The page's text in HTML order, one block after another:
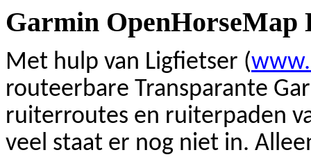
Garmin OpenHorseMap
Met hulp van Ligfietser (
routeerbare Transparante
ruiterroutes en ruiterpaden
veel staat er nog niet in.